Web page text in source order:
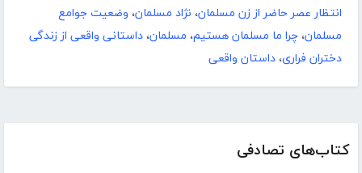
کتاب‌های تصادفی
انتظار عصر حاضر از زن مسلمان، نژاد مسلمان، وضعیت جوامع
مسلمان، چرا ما مسلمان هستیم، مسلمان، داستانی واقعی از زندگی
دختران فراری، داستان واقعی